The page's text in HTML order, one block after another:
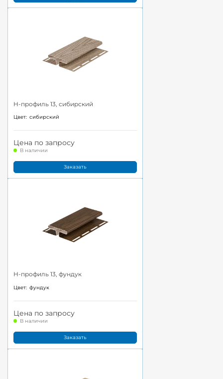
H-профиль 13, сибирский
Цвет: сибирский
Цена по запросу
В наличии
Заказать
H-профиль 13, фундук
Цвет: фундук
Цена по запросу
В наличии
Заказать